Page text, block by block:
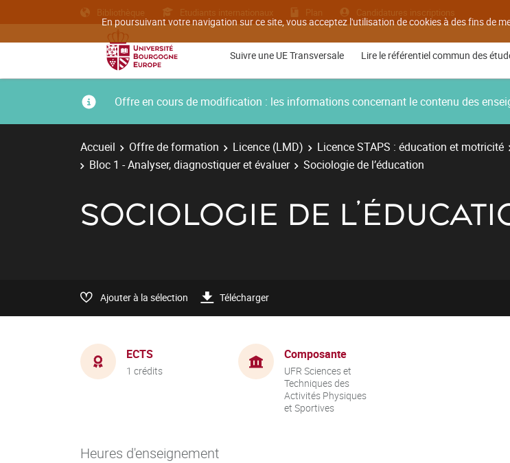
En poursuivant votre navigation sur ce site, vous acceptez l'utilisation de cookies à des fins de
Bibliothèque Etudiants internationaux Plan Candidatures inscriptions
Suivre une UE Transversale Lire le référentiel commun des
Offre en cours de modification : les informations concernant le contenu des
Accueil Offre de formation Licence (LMD) Licence STAPS : éducation et motricité
Bloc 1 - Analyser, diagnostiquer et évaluer
Sociologie de l’éducation
SOCIOLOGIE DE
Ajouter à la sélection Télécharger
ECTS
1 crédits
Composante
UFR Sciences et
Techniques des
Activités Physiques
et Sportives
Heures d'enseignement